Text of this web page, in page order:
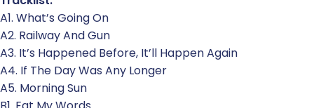
A1. What’s Going On
A2. Railway And Gun
A3. It’s Happened Before, It’ll Happen Again
A4. If The Day Was Any Longer
A5. Morning Sun